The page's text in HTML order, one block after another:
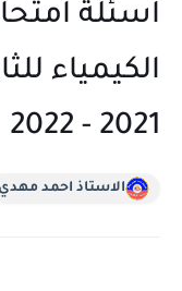
اسئلة
الكيمياء
2021 - 2022
الاستاذ احمد مهدي